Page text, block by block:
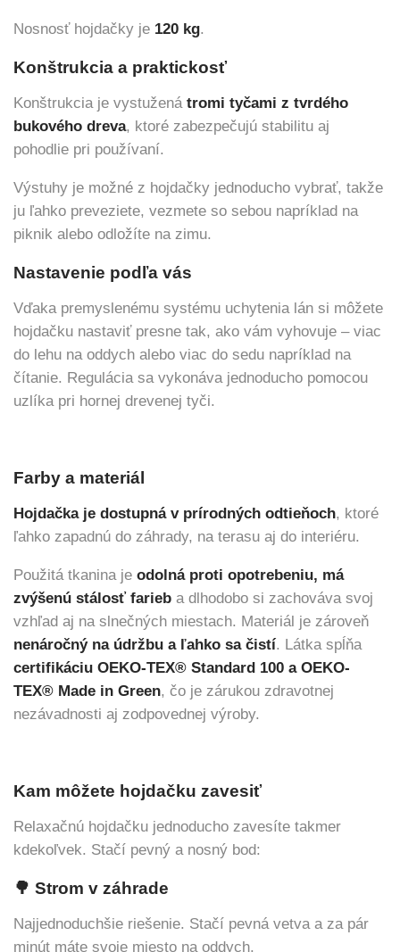
Nosnosť hojdačky je 120 kg.
Konštrukcia a praktickosť
Konštrukcia je vystužená tromi tyčami z tvrdého
bukového dreva, ktoré zabezpečujú stabilitu aj
pohodlie pri používaní.
Výstuhy je možné z hojdačky jednoducho vybrať, takže
ju ľahko preveziete, vezmete so sebou napríklad na
piknik alebo odložíte na zimu.
Nastavenie podľa vás
Vďaka premyslenému systému uchytenia lán si môžete
hojdačku nastaviť presne tak, ako vám vyhovuje – viac
do lehu na oddych alebo viac do sedu napríklad na
čítanie. Regulácia sa vykonáva jednoducho pomocou
uzlíka pri hornej drevenej tyči.
Farby a materiál
Hojdačka je dostupná v prírodných odtieňoch, ktoré
ľahko zapadnú do záhrady, na terasu aj do interiéru.
Použitá tkanina je odolná proti opotrebeniu, má
zvýšenú stálosť farieb a dlhodobo si zachováva svoj
vzhľad aj na slnečných miestach. Materiál je zároveň
nenáročný na údržbu a ľahko sa čistí. Látka spĺňa
certifikáciu OEKO-TEX® Standard 100 a OEKO-
TEX® Made in Green, čo je zárukou zdravotnej
nezávadnosti aj zodpovednej výroby.
Kam môžete hojdačku zavesiť
Relaxačnú hojdačku jednoducho zavesíte takmer
kdekoľvek. Stačí pevný a nosný bod:
🌳 Strom v záhrade
Najjednoduchšie riešenie. Stačí pevná vetva a za pár
minút máte svoje miesto na oddych.